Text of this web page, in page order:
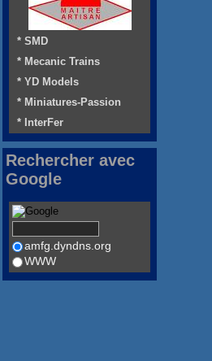
* SMD
* Mecanic Trains
* YD Models
* Miniatures-Passion
* InterFer
Rechercher avec
Google
amfg.dyndns.org
WWW